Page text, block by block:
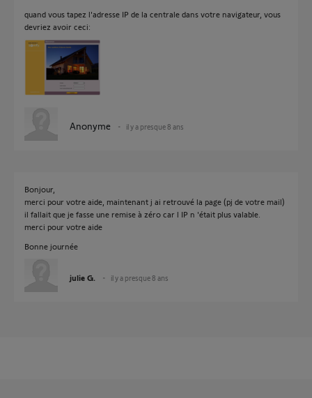
quand vous tapez l'adresse IP de la centrale dans votre navigateur, vous
devriez avoir ceci:
Anonyme il y a presque 8 ans
Bonjour,
merci pour votre aide, maintenant j ai retrouvé la page (pj de votre mail)
il fallait que je fasse une remise à zéro car l IP n 'était plus valable.
merci pour votre aide
Bonne journée
julie G. il y a presque 8 ans